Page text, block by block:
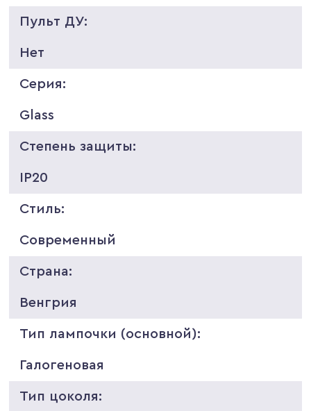
Пульт ДУ:
Нет
Серия:
Glass
Степень защиты:
IP20
Стиль:
Современный
Страна:
Венгрия
Тип лампочки (основной):
Галогеновая
Тип цоколя: